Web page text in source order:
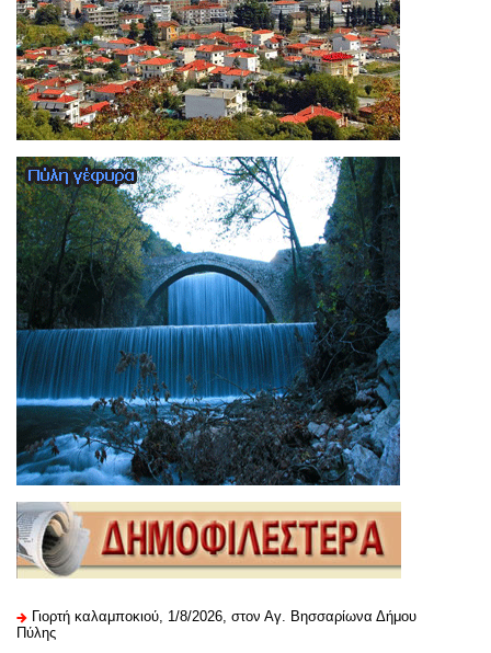
Γιορτή καλαμποκιού, 1/8/2026, στον Αγ. Βησσαρίωνα Δήμου
Πύλης